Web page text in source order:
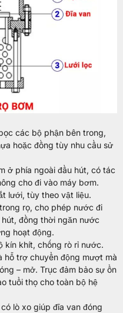
các bộ phận bên trong,
hoặc đồng tùy nhu cầu sử
ở phía ngoài đầu hút, có tác
cho đi vào máy bơm.
lưới, tùy theo vật liệu.
rọ, cho phép nước đi
đồng thời ngăn nước
hoạt động.
kín khít, chống rò rỉ nước.
hỗ trợ chuyển động mượt mà
– mở. Trục đảm bảo sự ổn
tuổi thọ cho toàn bộ hệ
lò xo giúp đĩa van đóng